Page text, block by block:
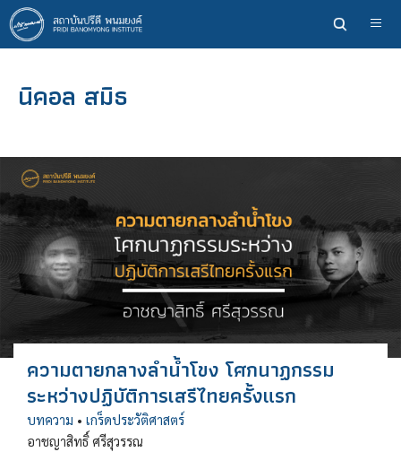
ข้าม
ไป
ยัง
หลักนิคอล สมิธ
ความตายกลางลำน้ำโขง โศกนาฏกรรม
ระหว่างปฏิบัติการเสรีไทยครั้งแรก
บทความ • เกร็ดประวัติศาสตร์
อาชญาสิทธิ์ ศรีสุวรรณ